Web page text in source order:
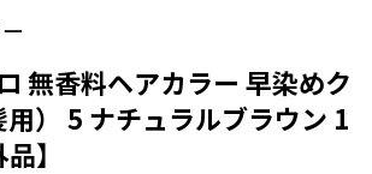
無香料ヘアカラー 早染めク
用） 5 ナチュラルブラウン 1
】